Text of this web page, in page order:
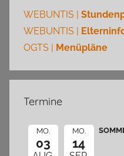
WEBUNTIS |
WEBUNTIS |
OGTS | Menüpläne
Termine
MO.
03
MO.
14